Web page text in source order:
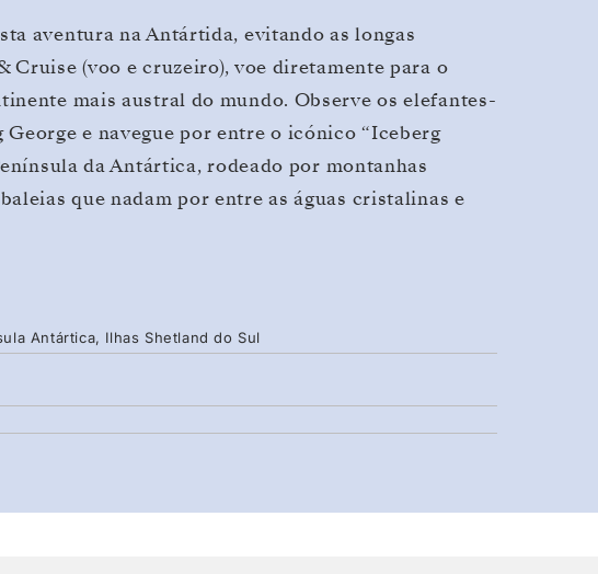
aventura na Antártida, evitando as longas
Cruise (voo e cruzeiro), voe diretamente para o
mais austral do mundo. Observe os elefantes-
e navegue por entre o icónico “Iceberg
da Antártica, rodeado por montanhas
que nadam por entre as águas cristalinas e
Antártica, Ilhas Shetland do Sul